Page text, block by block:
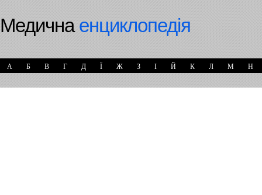
Медичнаенциклопедія
А Б В Г Д Ї Ж З І Й К Л М Н